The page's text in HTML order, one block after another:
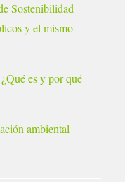
Sostenibilidad
y el mismo
es y por qué
ambiental